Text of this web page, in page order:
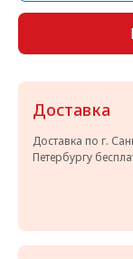
Доставка
Доставка по г.
Петербургу